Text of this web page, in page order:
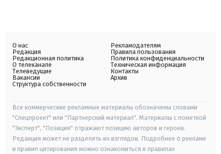
О нас
Редакция
Редакционная политика
О телеканале
Телеведущие
Вакансии
Структура собственности
Рекламодателям
Правила пользования
Политика конфиденциальности
Техническая информация
Контакты
Архив
Все коммерческие рекламные материалы обозначены словами
"Спецпроект" или "Партнерский материал". Материалы с пометкой
"Эксперт", "Позиция" отражают позицию авторов и героев.
Редакция может не разделять их взглядов. Подробнее о рекламе
и правил цитирования можно ознакомиться в правилах